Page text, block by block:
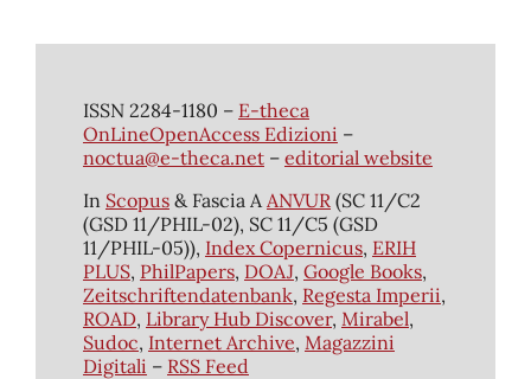
ISSN 2284-1180 – E-theca
OnLineOpenAccess Edizioni –
noctua@e-theca.net– editorial website
In Scopus& Fascia A ANVUR (SC 11/C2
(GSD 11/PHIL-02), SC 11/C5 (GSD
11/PHIL-05)), Index Copernicus, ERIH
PLUS, PhilPapers, DOAJ, Google Books,
Zeitschriftendatenbank, Regesta Imperii,
ROAD, Library Hub Discover, Mirabel,
Sudoc, Internet Archive, Magazzini
Digitali – RSS Feed